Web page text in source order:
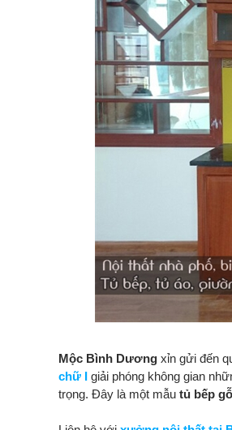
Mộc Bình Dương xỉn gửi đến
chữ I giải phóng không gian
trọng. Đây là một mẫu tủ bếp